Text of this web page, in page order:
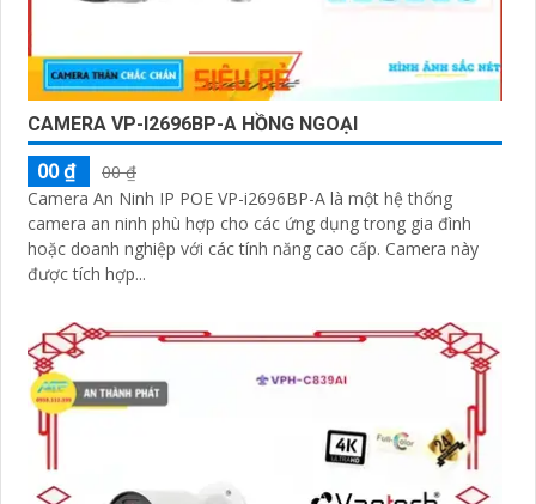
CAMERA VP-I2696BP-A HỒNG NGOẠI
00 ₫
00 ₫
Camera An Ninh IP POE VP-i2696BP-A là một hệ thống
camera an ninh phù hợp cho các ứng dụng trong gia đình
hoặc doanh nghiệp với các tính năng cao cấp. Camera này
được tích hợp...